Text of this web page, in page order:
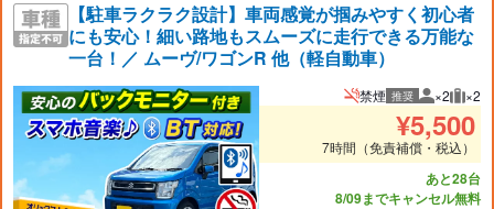
【駐車ラクラク設計】車両感覚が掴みやすく初心者
にも安心！細い路地もスムーズに走行できる万能な
一台！／ ムーヴ/ワゴンR 他（軽自動車）
禁煙 推奨 推奨人数
×2 推奨
×2
¥5,500
7時間（免責補償・税込）
あと28台
8/09までキャンセル無料